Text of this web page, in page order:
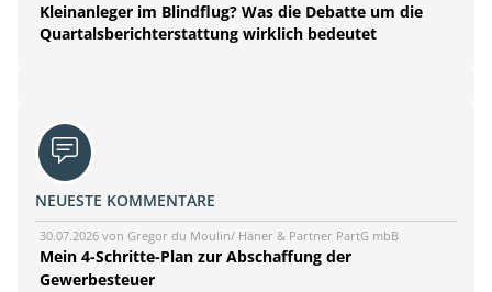
Kleinanleger im Blindflug? Was die Debatte um die
Quartalsberichterstattung wirklich bedeutet
NEUESTE KOMMENTARE
30.07.2026 von Gregor du Moulin/ Häner & Partner PartG mbB
Mein 4-Schritte-Plan zur Abschaffung der
Gewerbesteuer